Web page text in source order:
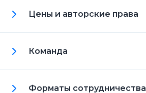
Цены и авторские права
Команда
Форматы сотрудничества